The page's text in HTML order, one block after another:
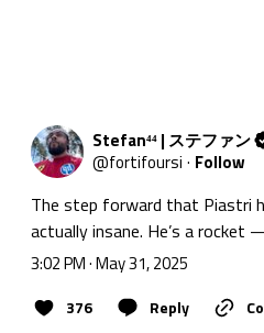
Stefan⁴⁴ | ステファン
@fortifoursi · Follow
The step forward that Piastri
actually insane. He’s a rocket
3:02 PM · May 31, 2025
376 Reply